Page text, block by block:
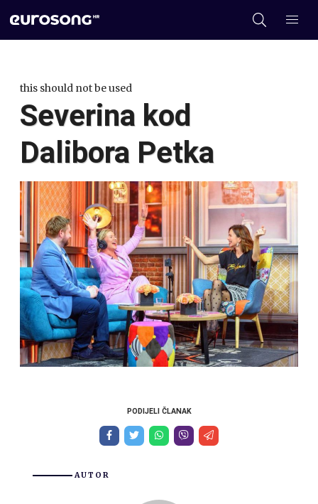
this should not be used
Severina kod
Dalibora Petka
PODIJELI ČLANAK
AUTOR